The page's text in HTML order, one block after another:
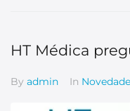
HT Médica
By admin In